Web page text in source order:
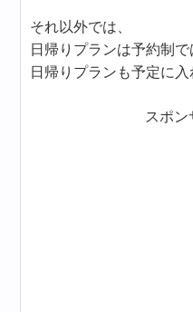
それ以外では、
日帰りプランは予約制で
日帰りプランも予定に
スポン